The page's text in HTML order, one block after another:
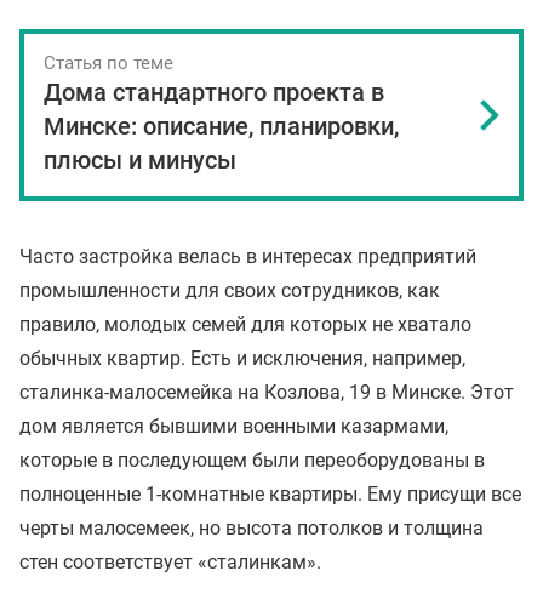
Статья по теме
Дома стандартного проекта в
Минске: описание, планировки,
плюсы и минусы
Часто застройка велась в интересах предприятий
промышленности для своих сотрудников, как
правило, молодых семей для которых не хватало
обычных квартир. Есть и исключения, например,
сталинка-малосемейка на Козлова, 19 в Минске. Этот
дом является бывшими военными казармами,
которые в последующем были переоборудованы в
полноценные 1-комнатные квартиры. Ему присущи все
черты малосемеек, но высота потолков и толщина
стен соответствует «сталинкам».